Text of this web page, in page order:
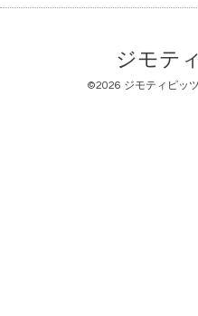
ジモテ
©2026 ジモティピッ